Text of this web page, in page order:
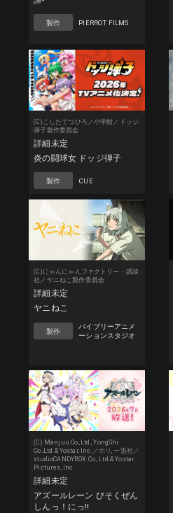
製作 PIERROT FILMS
(C)こしたてつひろ／小学館／ドッジ
弾子製作委員会
詳細未定
炎の闘球女 ドッジ弾子
製作 CUE
(C)にゃんにゃんファクトリー・講談
社／ヤニねこ製作委員会
詳細未定
ヤニねこ
製作
バイブリーアニメ
ーションスタジオ
(C) Manjuu Co.,Ltd., YongShi
Co.,Ltd.& Yostar, Inc.／ホリ, 一迅社／
studioCANDYBOX Co., Ltd.& Yostar
Pictures, Inc.
詳細未定
アズールレーン びそくぜん
しんっ！にっ!!